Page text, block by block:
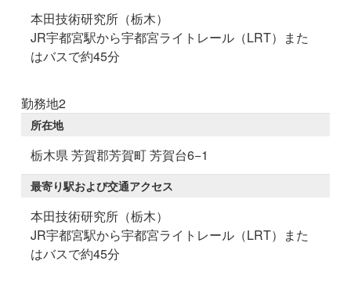
本田技術研究所（栃木）
JR宇都宮駅から宇都宮ライトレール（LRT）また
はバスで約45分
勤務地2
所在地
栃木県 芳賀郡芳賀町 芳賀台6−1
最寄り駅および交通アクセス
本田技術研究所（栃木）
JR宇都宮駅から宇都宮ライトレール（LRT）また
はバスで約45分